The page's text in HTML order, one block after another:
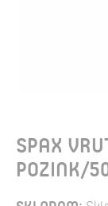
SPAX
POZINK/